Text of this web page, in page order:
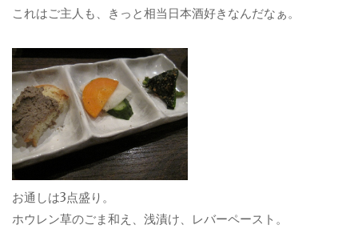
これはご主人も、きっと相当日本酒好きなんだなぁ。
お通しは3点盛り。
ホウレン草のごま和え、浅漬け、レバーペースト。